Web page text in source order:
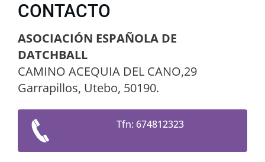
CONTACTO
ASOCIACIÓN ESPAÑOLA DE
DATCHBALL
CAMINO ACEQUIA DEL CANO,29
Garrapillos, Utebo, 50190.
Tfn: 674812323